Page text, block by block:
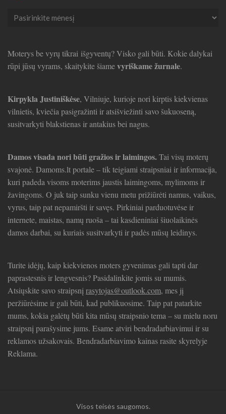
Seni
Moterys be vyrų tikrai išgyventų? Visko gali būti. Kokie dalykai
rūpi jūsų vyrams, skaitykite šiamevyriškame žurnale.
Kirpykla Justiniškėse, Vilniuje, kurioje nori kirptis kiekvienas
vilnietis, kviečia pasigražinti ir atsišviežinti savo šukuoseną,
susitvarkyti blakstienas ir antakius bei nagus.
Damos visada nori būti gražios ir laimingos.Tai visų moterų
svajonė. Damoms.lt portale – tik teigiami straipsniai ir informacija,
kuri padeda visoms moterims jaustis laimingoms, mylimoms ir
žavingoms. O juk taip sunku vienu metu prižiūrėti namus, vaikus,
vyrus, taip pat nepamiršti ir savęs. Pirkiniai parduotuvėse ir
internete, maistas, namų ruoša – tai kasdieniniai šiuolaikinės
damos darbai, su kuriais susitvarkyti ir padės mūsų leidinys.
Turite idėjų, kaip kiekvienos moters gyvenimas gali tapti dar
paprastesnis ir lengvesnis? Pasidalinkite jomis su mumis.
Atsiųskite savo straipsnįrasytojas@outlook.com, mes jį
peržiūrėsime ir gali būti, kad publikuosime. Taip pat patarkite
mums, kokia galėtų būti kita mūsų straipsnio tema – su mielu noru
straipsnį parašysime jums. Esame atviri bendradarbiavimui ir su
reklamos užsakovais. Bendradarbiavimo kainas rasite skyrelyje
Reklama.
Visos teisės saugomos.